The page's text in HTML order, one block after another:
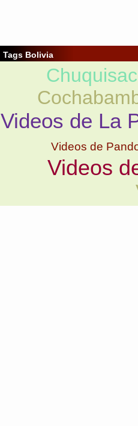
Tags Bolivia
Videos de La
Videos de
Videos